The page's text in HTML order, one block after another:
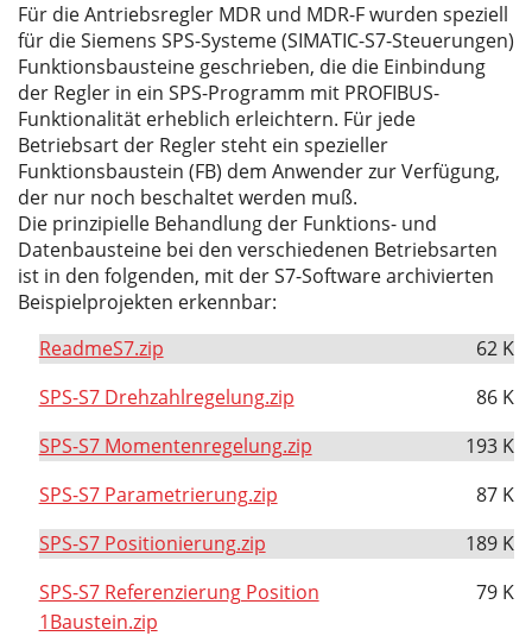
Für die Antriebsregler MDR und MDR-F wurden speziell
für die Siemens SPS-Systeme (SIMATIC-S7-Steuerungen)
Funktionsbausteine geschrieben, die die Einbindung
der Regler in ein SPS-Programm mit PROFIBUS-
Funktionalität erheblich erleichtern. Für jede
Betriebsart der Regler steht ein spezieller
Funktionsbaustein (FB) dem Anwender zur Verfügung,
der nur noch beschaltet werden muß.
Die prinzipielle Behandlung der Funktions- und
Datenbausteine bei den verschiedenen Betriebsarten
ist in den folgenden, mit der S7-Software archivierten
Beispielprojekten erkennbar:
ReadmeS7.zip
62 K
SPS-S7 Drehzahlregelung.zip
86 K
SPS-S7 Momentenregelung.zip
193 K
SPS-S7 Parametrierung.zip
87 K
SPS-S7 Positionierung.zip
189 K
SPS-S7 Referenzierung Position
1Baustein.zip
79 K